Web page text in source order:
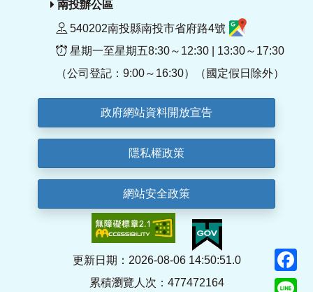
南投辦公區
540202南投縣南投市省府路4號
星期一至星期五8:30～12:30 | 13:30～17:30
（公司登記：9:00～16:30）（國定假日除外）
政府網站資料開放宣告
隱私權政策
網站安全政策
更新日期：2026-08-06 14:50:51.0
累積瀏覽人次：477472164